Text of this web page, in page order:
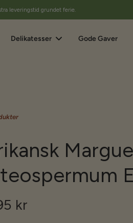
leveringstid grundet ferie.
Delikatesser Gode Gaver
kr